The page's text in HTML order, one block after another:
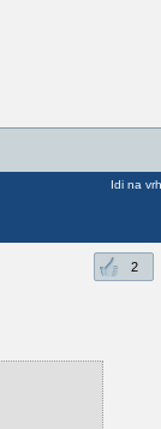
Idi na vrh
2